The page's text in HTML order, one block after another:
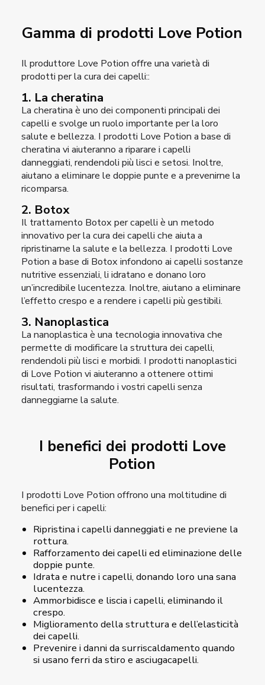
Gamma di prodotti Love Potion
Il produttore Love Potion offre una varietà di
prodotti per la cura dei capelli::
1. La cheratina
La cheratina è uno dei componenti principali dei
capelli e svolge un ruolo importante per la loro
salute e bellezza. I prodotti Love Potion a base di
cheratina vi aiuteranno a riparare i capelli
danneggiati, rendendoli più lisci e setosi. Inoltre,
aiutano a eliminare le doppie punte e a prevenirne la
ricomparsa.
2. Botox
Il trattamento Botox per capelli è un metodo
innovativo per la cura dei capelli che aiuta a
ripristinarne la salute e la bellezza. I prodotti Love
Potion a base di Botox infondono ai capelli sostanze
nutritive essenziali, li idratano e donano loro
un’incredibile lucentezza. Inoltre, aiutano a eliminare
l’effetto crespo e a rendere i capelli più gestibili.
3. Nanoplastica
La nanoplastica è una tecnologia innovativa che
permette di modificare la struttura dei capelli,
rendendoli più lisci e morbidi. I prodotti nanoplastici
di Love Potion vi aiuteranno a ottenere ottimi
risultati, trasformando i vostri capelli senza
danneggiarne la salute.
I benefici dei prodotti Love
Potion
I prodotti Love Potion offrono una moltitudine di
benefici per i capelli:
Ripristina i capelli danneggiati e ne previene la
rottura.
Rafforzamento dei capelli ed eliminazione delle
doppie punte.
Idrata e nutre i capelli, donando loro una sana
lucentezza.
Ammorbidisce e liscia i capelli, eliminando il
crespo.
Miglioramento della struttura e dell’elasticità
dei capelli.
Prevenire i danni da surriscaldamento quando
si usano ferri da stiro e asciugacapelli.